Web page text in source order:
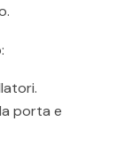
porta e